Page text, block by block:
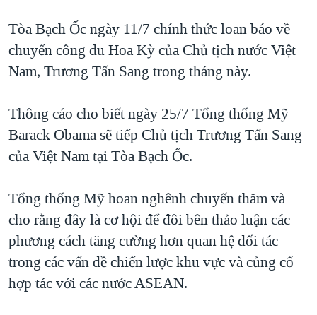
THỂ THAO
GIÁO DỤC
CHI PHÍ CHIẾN TRANH AFGHANISTAN
CÁC GIÁ TRỊ CỘNG HÒA Ở VIỆT NAM
TRỊNH VĨNH BÌNH VS. CHÍNH PHỦ VIỆT NAM
NGƯ DÂN VIỆT VÀ LÀN SÓNG TRỘM HẢI SÂM
BÊN KIA QUỐC LỘ: TIẾNG VỌNG TỪ NÔNG THÔN MỸ
Tòa Bạch Ốc ngày 11/7 chính thức loan báo về
chuyến công du Hoa Kỳ của Chủ tịch nước Việt
Nam, Trương Tấn Sang trong tháng này.
Thông cáo cho biết ngày 25/7 Tổng thống Mỹ
Barack Obama sẽ tiếp Chủ tịch Trương Tấn Sang
của Việt Nam tại Tòa Bạch Ốc.
Tổng thống Mỹ hoan nghênh chuyến thăm và
cho rằng đây là cơ hội để đôi bên thảo luận các
phương cách tăng cường hơn quan hệ đối tác
trong các vấn đề chiến lược khu vực và củng cố
hợp tác với các nước ASEAN.